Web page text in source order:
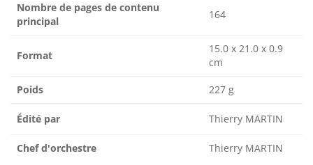
Nombre de pages de contenu
principal
164
Format
15.0 x 21.0 x 0.9
cm
Poids 227 g
Édité par Thierry MARTIN
Chef d'orchestre Thierry MARTIN